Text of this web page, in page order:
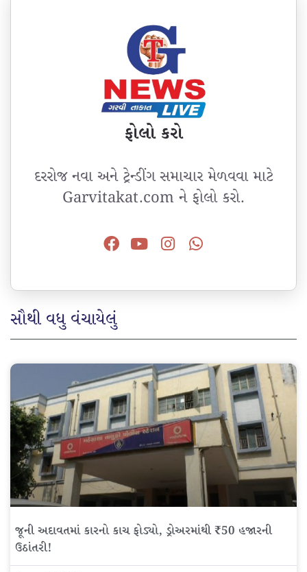
ફોલો કરો
દરરોજ નવા અને ટ્રેન્ડીંગ સમાચાર મેળવવા માટે
Garvitakat.com ને ફોલો કરો.
સૌથી વધુ વંચાયેલું
જૂની અદાવતમાં કારનો કાચ ફોડ્યો, ડ્રોઅરમાંથી ₹50 હજારની
ઉઠાંતરી!